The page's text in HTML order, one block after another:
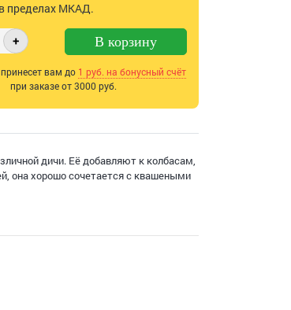
пределах МКАД.
+ В корзину
вам до 1 руб. на бонусный счёт
при заказе от 3000 руб.
дичи. Её добавляют к колбасам,
она хорошо сочетается с квашеными